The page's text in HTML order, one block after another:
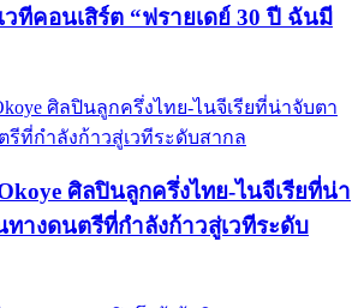
ทีคอนเสิร์ต “ฟรายเดย์ 30 ปี ฉันมี
ศิลปินลูกครึ่งไทย-ไนจีเรียที่น่า
ทางดนตรีที่กำลังก้าวสู่เวทีระดับ